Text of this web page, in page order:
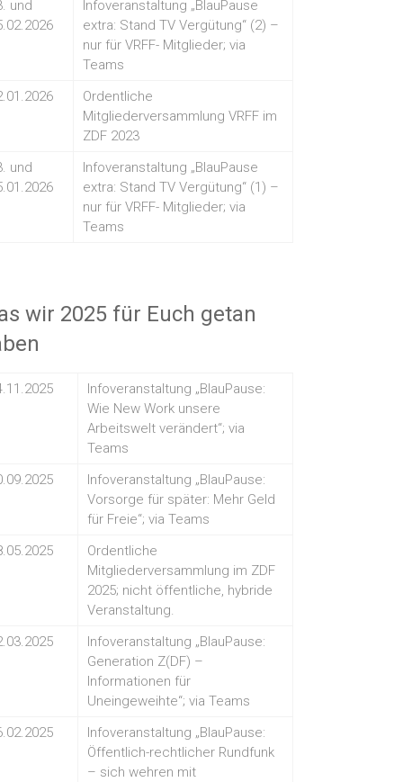
und
Infoveranstaltung „BlauPause
extra: Stand TV Vergütung“ (2) –
nur für VRFF- Mitglieder; via
Teams
Ordentliche
Mitgliederversammlung VRFF im
ZDF 2023
und
Infoveranstaltung „BlauPause
extra: Stand TV Vergütung“ (1) –
nur für VRFF- Mitglieder; via
Teams
wir 2025 für Euch getan
Infoveranstaltung „BlauPause:
Wie New Work unsere
Arbeitswelt verändert“; via
Teams
Infoveranstaltung „BlauPause:
Vorsorge für später: Mehr Geld
für Freie“; via Teams
Ordentliche
Mitgliederversammlung im ZDF
2025; nicht öffentliche, hybride
Veranstaltung.
Infoveranstaltung „BlauPause:
Generation Z(DF) –
Informationen für
Uneingeweihte“; via Teams
Infoveranstaltung „BlauPause:
Öffentlich-rechtlicher Rundfunk
– sich wehren mit